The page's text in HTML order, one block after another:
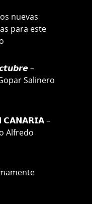
nuevas
para este
–
Salinero
–
Alfredo